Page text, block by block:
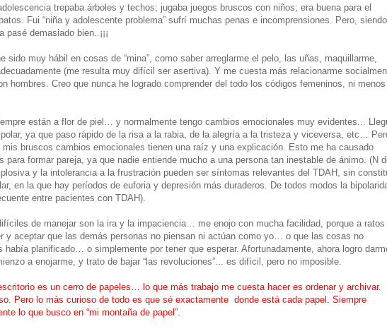
trepaba árboles y techos; jugaba juegos bruscos con niños; era buena para el
Fui “niña y adolescente problema” sufrí muchas penas e incomprensiones. Pero, siendo
pasé demasiado bien..¡¡¡
sido muy hábil en cosas de “mina”, como saber arreglarme el pelo, las uñas, maquillarme,
(me resulta muy difícil ser asertiva). Y me cuesta más relacionarme
hombres. Creo que nunca he logrado comprender del todo los códigos femeninos, ni menos
están a flor de piel… y normalmente tengo cambios emocionales muy evidentes...
ya que paso rápido de la risa a la rabia, de la alegría a la tristeza y viceversa, etc…
mis bruscos cambios emocionales tienen una raíz y una explicación. Esto me ha causado
para formar pareja, ya que nadie entiende mucho a una persona tan inestable de ánimo. (N
y la intolerancia a la frustración pueden ser síntomas relevantes del TDAH, sin
en la que hay períodos de euforia y depresión más duraderos. De todos modos la
entre pacientes con TDAH).
de manejar son la ira y la impaciencia… me enojo con mucha facilidad, porque a ratos
y aceptar que las demás personas no piensan ni actúan como yo… o que las cosas no
había planificado… o simplemente por tener que esperar. Afortunadamente, ahora logro
a enojarme, y trato de bajar “las revoluciones”... es difícil, pero no imposible.
es un cerro de papeles… lo que más trabajo me cuesta hacer es ordenar y archivar.
Pero lo más curioso de todo es que sé exactamente donde está cada papel. Siempre
lo que busco en “mi montaña de papel”.